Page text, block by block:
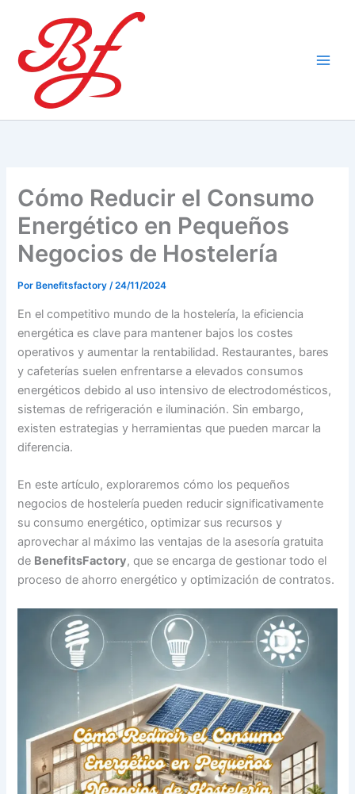
contenido
Cómo Reducir el Consumo
Energético en Pequeños
Negocios de Hostelería
Por Benefitsfactory/24/11/2024
En el competitivo mundo de la hostelería, la eficiencia
energética es clave para mantener bajos los costes
operativos y aumentar la rentabilidad. Restaurantes, bares
y cafeterías suelen enfrentarse a elevados consumos
energéticos debido al uso intensivo de electrodomésticos,
sistemas de refrigeración e iluminación. Sin embargo,
existen estrategias y herramientas que pueden marcar la
diferencia.
En este artículo, exploraremos cómo los pequeños
negocios de hostelería pueden reducir significativamente
su consumo energético, optimizar sus recursos y
aprovechar al máximo las ventajas de la asesoría gratuita
de BenefitsFactory, que se encarga de gestionar todo el
proceso de ahorro energético y optimización de contratos.